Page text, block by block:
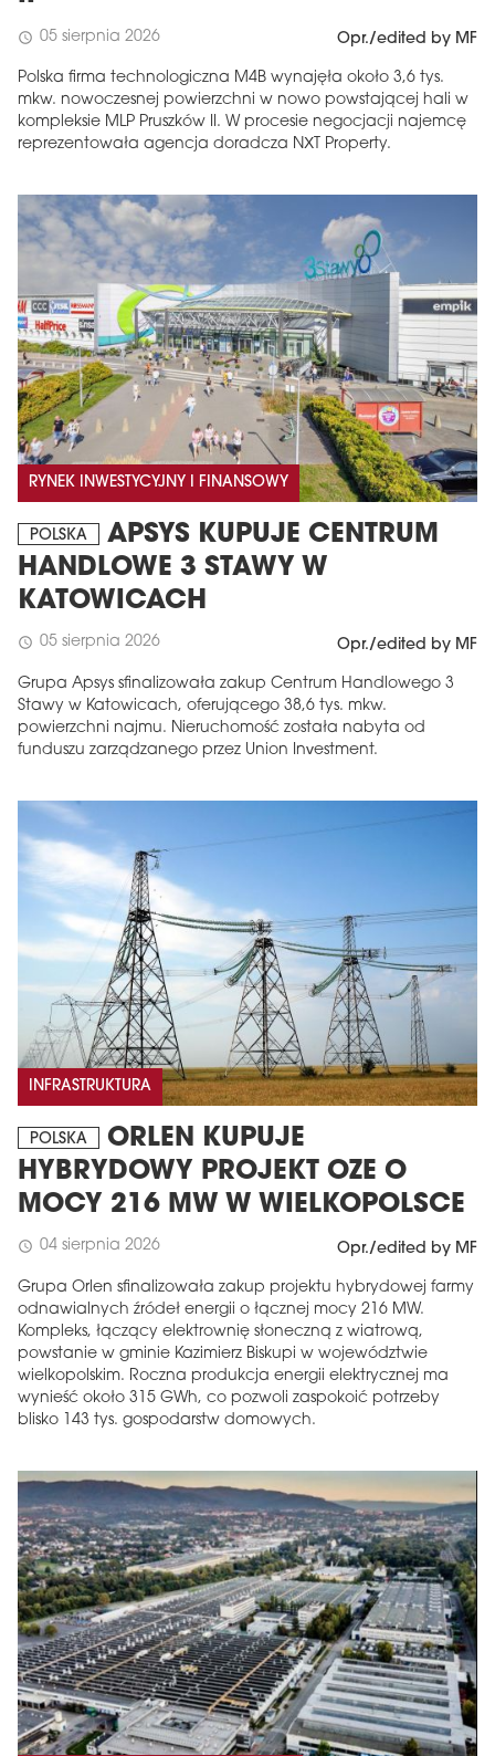
schedule 05 sierpnia 2026 Opr./edited by MF
Polska firma technologiczna M4B wynajęła około 3,6 tys.
mkw. nowoczesnej powierzchni w nowo powstającej hali w
kompleksie MLP Pruszków II. W procesie negocjacji najemcę
reprezentowała agencja doradcza NXT Property.
RYNEK INWESTYCYJNY I FINANSOWY
POLSKA
APSYS KUPUJE CENTRUM
HANDLOWE 3 STAWY W
KATOWICACH
schedule 05 sierpnia 2026 Opr./edited by MF
Grupa Apsys sfinalizowała zakup Centrum Handlowego 3
Stawy w Katowicach, oferującego 38,6 tys. mkw.
powierzchni najmu. Nieruchomość została nabyta od
funduszu zarządzanego przez Union Investment.
INFRASTRUKTURA
POLSKA
ORLEN KUPUJE
HYBRYDOWY PROJEKT OZE O
MOCY 216 MW W WIELKOPOLSCE
schedule 04 sierpnia 2026 Opr./edited by MF
Grupa Orlen sfinalizowała zakup projektu hybrydowej farmy
odnawialnych źródeł energii o łącznej mocy 216 MW.
Kompleks, łączący elektrownię słoneczną z wiatrową,
powstanie w gminie Kazimierz Biskupi w województwie
wielkopolskim. Roczna produkcja energii elektrycznej ma
wynieść około 315 GWh, co pozwoli zaspokoić potrzeby
blisko 143 tys. gospodarstw domowych.